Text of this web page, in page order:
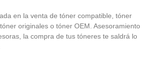
en la venta de tóner compatible, tóner
originales o tóner OEM. Asesoramiento
la compra de tus tóneres te saldrá lo